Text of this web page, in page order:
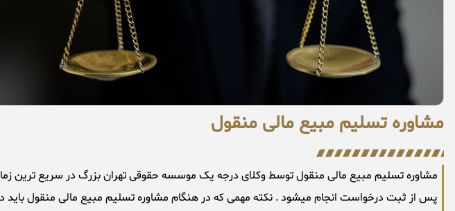
مشاوره تسلیم مبیع مالی منقول
پس از ثبت درخواست انجام میشود . نکته مهمی که در هنگام مشاوره تسلیم مبیع مالی منقول باید